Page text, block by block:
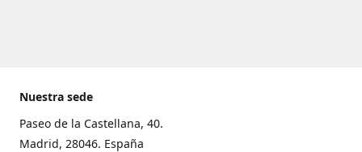
Nuestra sede
Paseo de la Castellana, 40.
Madrid, 28046. España